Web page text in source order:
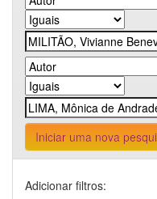
Iniciar uma nova
Adicionar filtros: